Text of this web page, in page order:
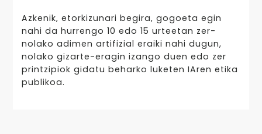
Azkenik, etorkizunari begira, gogoeta egin
nahi da hurrengo 10 edo 15 urteetan zer-
nolako adimen artifizial eraiki nahi dugun,
nolako gizarte-eragin izango duen edo zer
printzipiok gidatu beharko luketen IAren etika
publikoa.